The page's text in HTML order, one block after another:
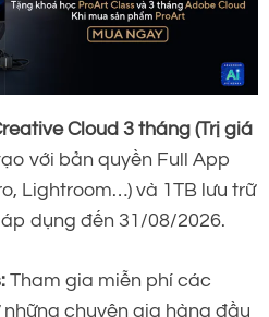
Cloud 3 tháng (Trị giá
với bản quyền Full App
Lightroom…) và 1TB lưu trữ
dụng đến 31/08/2026.
Tham gia miễn phí các
chuyên gia hàng đầu